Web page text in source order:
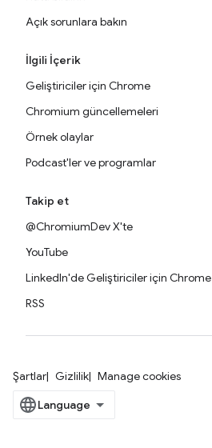
Açık sorunlara bakın
İlgili İçerik
Geliştiriciler için Chrome
Chromium güncellemeleri
Örnek olaylar
Podcast'ler ve programlar
Takip et
@ChromiumDev X'te
YouTube
LinkedIn'de Geliştiriciler için Chrome
RSS
Şartlar Gizlilik Manage cookies